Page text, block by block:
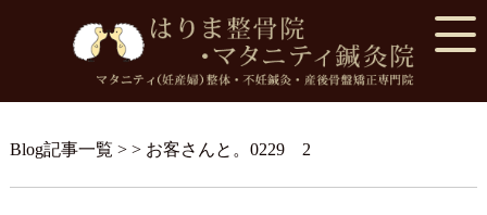
Blog記事一覧 > > お客さんと。0229 2